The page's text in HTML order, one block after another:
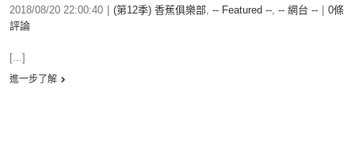
2018/08/20 22:00:40 (第12季) 香蕉俱樂部, -- Featured --, -- 網台 --
0條
評論
[...]
進一步了解